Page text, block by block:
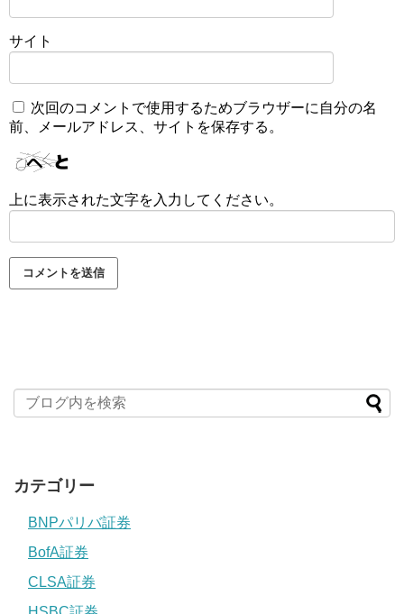
サイト
次回のコメントで使用するためブラウザーに自分の名
前、メールアドレス、サイトを保存する。
上に表示された文字を入力してください。
カテゴリー
BNPパリバ証券
BofA証券
CLSA証券